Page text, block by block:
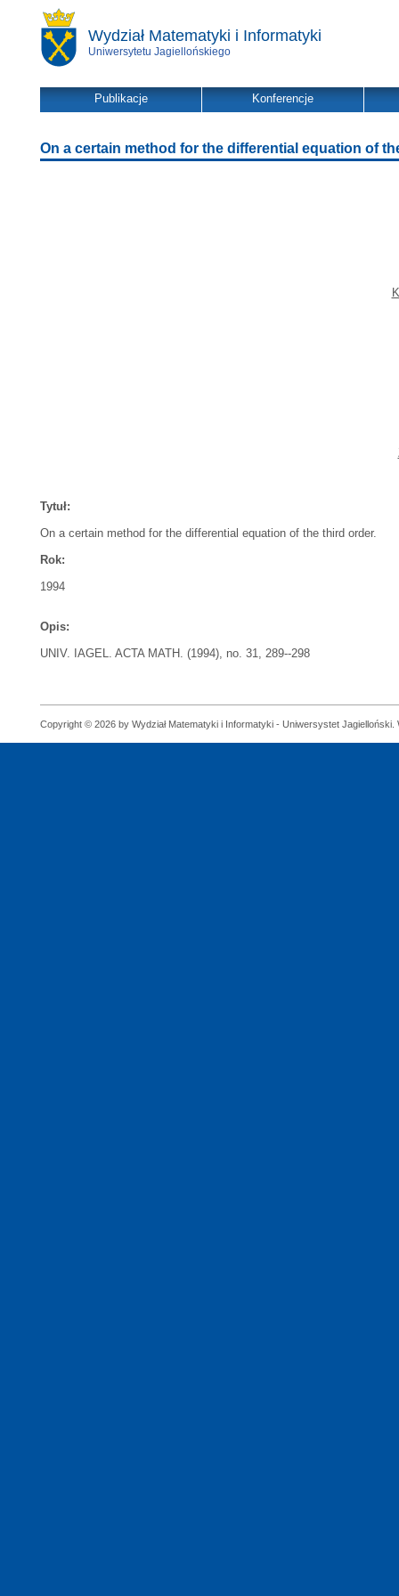
Wydział Matematyki i Informatyki
Uniwersytetu Jagiellońskiego
Publikacje Konferencje
On a certain method for the differential equation of
Tytuł:
On a certain method for the differential equation of the third order.
Rok:
1994
Opis:
UNIV. IAGEL. ACTA MATH. (1994), no. 31, 289--298
Copyright © 2026 by Wydział Matematyki i Informatyki - Uniwersystet